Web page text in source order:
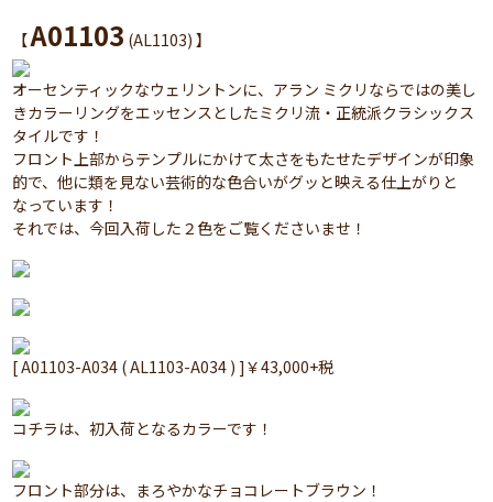
【A01103 (AL1103) 】
オーセンティックなウェリントンに、アラン ミクリならではの美し
きカラーリングをエッセンスとしたミクリ流・正統派クラシックス
タイルです！
フロント上部からテンプルにかけて太さをもたせたデザインが印象
的で、他に類を見ない芸術的な色合いがグッと映える仕上がりと
なっています！
それでは、今回入荷した２色をご覧くださいませ！
[ A01103-A034 ( AL1103-A034 ) ]￥43,000+税
コチラは、初入荷となるカラーです！
フロント部分は、まろやかなチョコレートブラウン！